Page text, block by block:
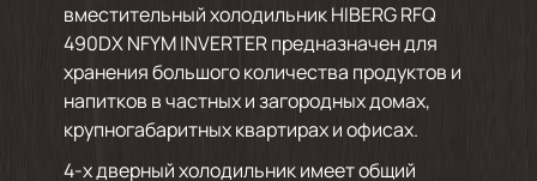
вместительный холодильник HIBERG RFQ
490DX NFYM INVERTER предназначен для
хранения большого количества продуктов и
напитков в частных и загородных домах,
крупногабаритных квартирах и офисах.
4-х дверный холодильник имеет общий